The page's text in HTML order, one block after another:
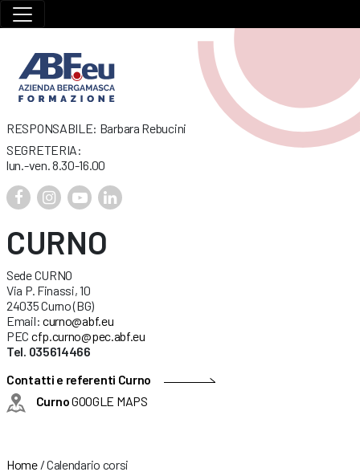
RESPONSABILE: Barbara Rebucini
SEGRETERIA:
lun.-ven. 8.30-16.00
CURNO
Sede CURNO
Via P. Finassi, 10
24035 Curno (BG)
Email: curno@abf.eu
PEC cfp.curno@pec.abf.eu
Tel. 035614466
Contatti e referenti Curno
CurnoGOOGLE MAPS
Home/Calendario corsi